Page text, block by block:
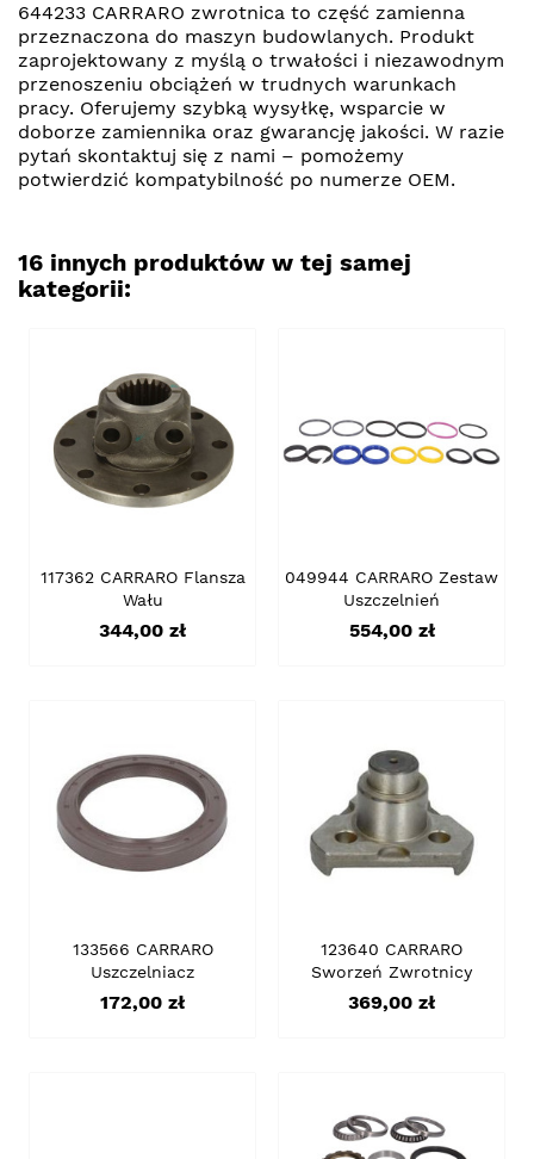
644233 CARRARO zwrotnica to część zamienna
przeznaczona do maszyn budowlanych. Produkt
zaprojektowany z myślą o trwałości i niezawodnym
przenoszeniu obciążeń w trudnych warunkach
pracy. Oferujemy szybką wysyłkę, wsparcie w
doborze zamiennika oraz gwarancję jakości. W razie
pytań skontaktuj się z nami – pomożemy
potwierdzić kompatybilność po numerze OEM.
16 innych produktów w tej samej
kategorii:
117362 CARRARO Flansza
Wału
Cena
344,00 zł
049944 CARRARO Zestaw
Uszczelnień
Cena
554,00 zł
133566 CARRARO
Uszczelniacz
Cena
172,00 zł
123640 CARRARO
Sworzeń Zwrotnicy
Cena
369,00 zł